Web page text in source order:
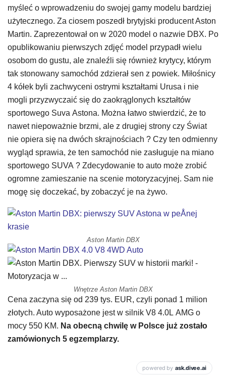
myśleć o wprowadzeniu do swojej gamy modelu bardziej
użytecznego. Za ciosem poszedł brytyjski producent Aston
Martin. Zaprezentował on w 2020 model o nazwie DBX. Po
opublikowaniu pierwszych zdjęć model przypadł wielu
osobom do gustu, ale znaleźli się również krytycy, którym
tak stonowany samochód zdzierał sen z powiek. Miłośnicy
4 kółek byli zachwyceni ostrymi kształtami Urusa i nie
mogli przyzwyczaić się do zaokrąglonych kształtów
sportowego Suva Astona. Można łatwo stwierdzić, że to
nawet niepoważnie brzmi, ale z drugiej strony czy Świat
nie opiera się na dwóch skrajnościach ? Czy ten odmienny
wygląd sprawia, że ten samochód nie zasługuje na miano
sportowego SUVA ? Zdecydowanie to auto może zrobić
ogromne zamieszanie na scenie motoryzacyjnej. Sam nie
mogę się doczekać, by zobaczyć je na żywo.
Aston Martin DBX
Wnętrze Aston Martin DBX
Cena zaczyna się od 239 tys. EUR, czyli ponad 1 milion
złotych. Auto wyposażone jest w silnik V8 4.0L AMG o
mocy 550 KM. Na obecną chwilę w Polsce już zostało
zamówionych 5 egzemplarzy.